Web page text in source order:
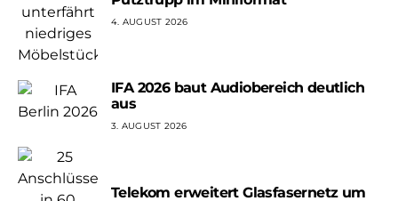
4. AUGUST 2026
IFA 2026 baut Audiobereich deutlich
aus
3. AUGUST 2026
Telekom erweitert Glasfasernetz um